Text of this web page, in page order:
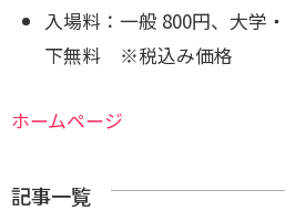
入場料：一般 800円、大学
下無料 ※税込み価格
ホームページ
記事一覧